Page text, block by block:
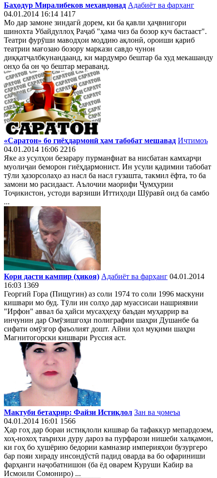
Баҳодур Миралибеков механдонад Адабиёт ва фарҳанг
04.01.2014 16:14 1417
Мо дар замоне зиндагӣ дорем, ки ба қавли ҳаҷвнигори
шинохта Убайдуллоҳ Раҷаб "ҳама чиз ба бозор куч бастааст".
Театри фурӯши маводҳои моддию ақлонӣ, ороиши қариб
театрии мағозаю бозору маркази савдо чунон
диққатҷалбкунандаанд, ки мардумро бештар ба худ мекашанду
онҳо ба он ҷо бештар мераванд.
«Саратон» бо гиёҳдармонӣ ҳам табобат мешавад Иҷтимоъ
04.01.2014 16:06 2216
Яке аз усулҳои безарару пурманфиат ва нисбатан камхарҷи
муолиҷаи беморон гиёҳдармонист. Ин усули қадимии табобат
тӯли ҳазорсолаҳо аз насл ба насл гузашта, такмил ёфта, то ба
замони мо расидааст. Аълочии маорифи Ҷумҳурии
Тоҷикистон, устоди варзиши Иттиҳоди Шӯравӣ оид ба самбо
...
Кори дасти кампир (ҳикоя) Адабиёт ва фарҳанг 04.01.2014
16:03 1369
Георгий Гора (Пищугин) аз соли 1974 то соли 1996 маскуни
кишвари мо буд. Тӯли ин солҳо дар муассисаи нашриявии
"Ирфон" аввал ба ҳайси мусаҳҳеҳу баъдан муҳаррир ва
инчунин дар Омӯзишгоҳи полиграфии шаҳри Душанбе ба
сифати омӯзгор фаъолият дошт. Айни ҳол муқими шаҳри
Магнитогорски кишвари Руссия аст.
Мактуби бетаҳрир: Файзи Истиқлол Зан ва ҷомеъа
04.01.2014 16:01 1566
Ҳар гоҳ дар бораи истиқлоли кишвар ба тафаккур мепардозем,
хоҳ-нохоҳ таърихи дуру дароз ва пурфарози нишеби халқамон,
ки гоҳ бо ҳушёрию бедории камназир империяҳои бузургеро
бар пояи хираду инсондӯстӣ падид оварда ва бо офариниши
фарҳанги наҷобатнишон (ба ёд оварем Куруши Кабир ва
Исмоили Сомониро) ...